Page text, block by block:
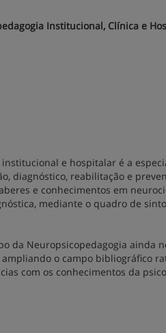
Institucional, Clínica e
e hospitalar é a
diagnóstico, reabilitação e
e conhecimentos em
mediante o quadro de
da Neuropsicopedagogia ainda
o campo bibliográfico
com os conhecimentos da